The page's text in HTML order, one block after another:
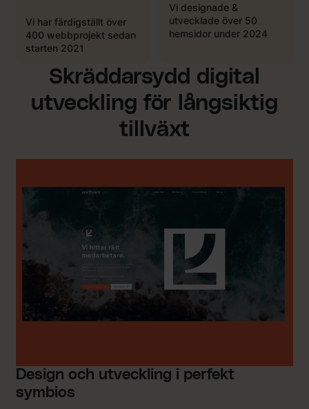
Vi har färdigställt över
400 webbprojekt sedan
starten 2021
Vi designade &
utvecklade över 50
hemsidor under 2024
Skräddarsydd digital
utveckling för långsiktig
tillväxt
Design och utveckling i perfekt
symbios